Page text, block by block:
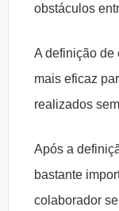
obstáculos
A definição de
mais eficaz
realizados
Após a
bastante
colaborador